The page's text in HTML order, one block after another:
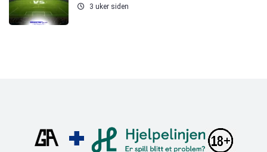
3 uker siden